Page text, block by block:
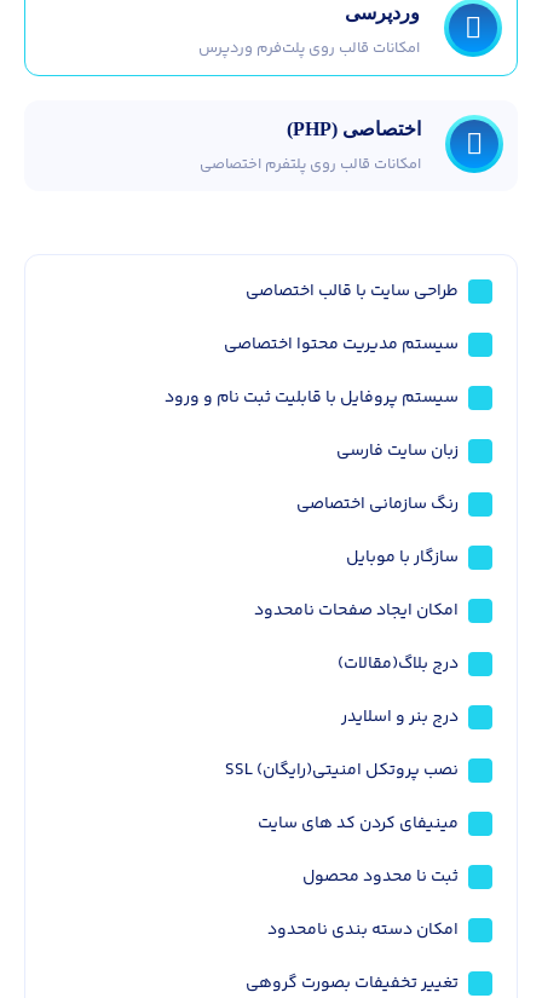
وردپرسی
امکانات قالب روی پلت‌فرم وردپرس
اختصاصی (PHP)
امکانات قالب روی پلتفرم اختصاصی
طراحی سایت با قالب اختصاصی
سیستم مدیریت محتوا اختصاصی
سیستم پروفایل با قابلیت ثبت نام و ورود
زبان سایت فارسی
رنگ سازمانی اختصاصی
سازگار با موبایل
امکان ایجاد صفحات نامحدود
درج بلاگ(مقالات)
درج بنر و اسلایدر
نصب پروتکل امنیتی(رایگان) SSL
مینیفای کردن کد های سایت
ثبت نا محدود محصول
امکان دسته بندی نامحدود
تغییر تخفیفات بصورت گروهی